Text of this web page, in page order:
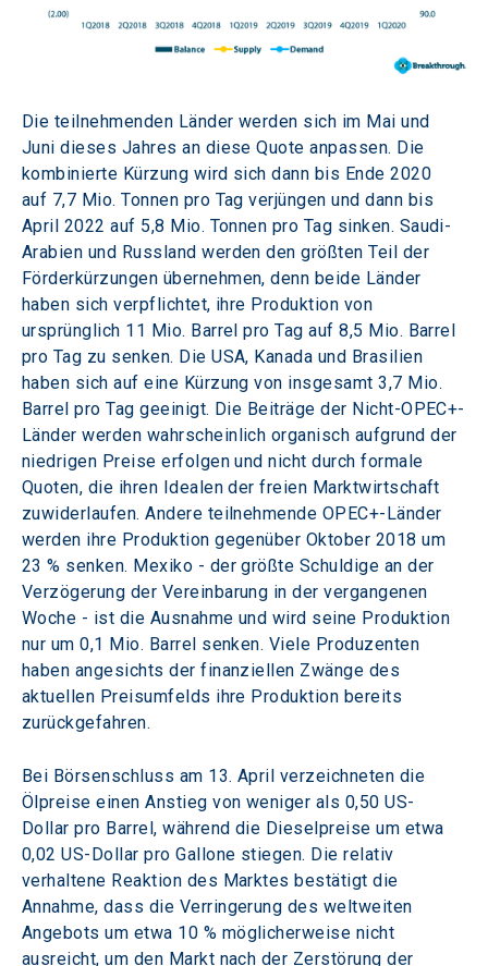
Die teilnehmenden Länder werden sich im Mai und
Juni dieses Jahres an diese Quote anpassen. Die
kombinierte Kürzung wird sich dann bis Ende 2020
auf 7,7 Mio. Tonnen pro Tag verjüngen und dann bis
April 2022 auf 5,8 Mio. Tonnen pro Tag sinken. Saudi-
Arabien und Russland werden den größten Teil der
Förderkürzungen übernehmen, denn beide Länder
haben sich verpflichtet, ihre Produktion von
ursprünglich 11 Mio. Barrel pro Tag auf 8,5 Mio. Barrel
pro Tag zu senken. Die USA, Kanada und Brasilien
haben sich auf eine Kürzung von insgesamt 3,7 Mio.
Barrel pro Tag geeinigt. Die Beiträge der Nicht-OPEC+-
Länder werden wahrscheinlich organisch aufgrund der
niedrigen Preise erfolgen und nicht durch formale
Quoten, die ihren Idealen der freien Marktwirtschaft
zuwiderlaufen. Andere teilnehmende OPEC+-Länder
werden ihre Produktion gegenüber Oktober 2018 um
23 % senken. Mexiko - der größte Schuldige an der
Verzögerung der Vereinbarung in der vergangenen
Woche - ist die Ausnahme und wird seine Produktion
nur um 0,1 Mio. Barrel senken. Viele Produzenten
haben angesichts der finanziellen Zwänge des
aktuellen Preisumfelds ihre Produktion bereits
zurückgefahren.
Bei Börsenschluss am 13. April verzeichneten die
Ölpreise einen Anstieg von weniger als 0,50 US-
Dollar pro Barrel, während die Dieselpreise um etwa
0,02 US-Dollar pro Gallone stiegen. Die relativ
verhaltene Reaktion des Marktes bestätigt die
Annahme, dass die Verringerung des weltweiten
Angebots um etwa 10 % möglicherweise nicht
ausreicht, um den Markt nach der Zerstörung der